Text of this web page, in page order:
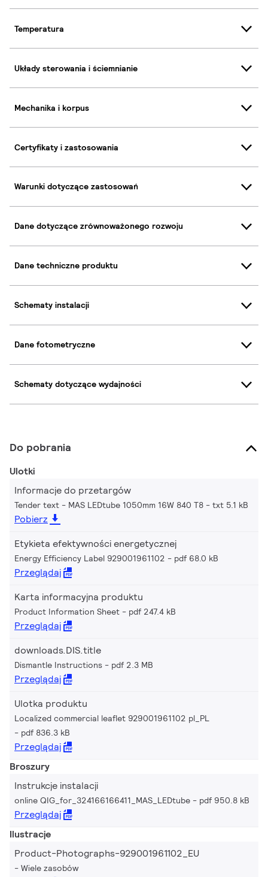
Temperatura
Układy sterowania i ściemnianie
Mechanika i korpus
Certyfikaty i zastosowania
Warunki dotyczące zastosowań
Dane dotyczące zrównoważonego rozwoju
Dane techniczne produktu
Schematy instalacji
Dane fotometryczne
Schematy dotyczące wydajności
Do pobrania
Ulotki
Informacje do przetargów
Tender text - MAS LEDtube 1050mm 16W 840 T8 txt 5.1 kB
Pobierz
Etykieta efektywności energetycznej
Energy Efficiency Label 929001961102 pdf 68.0 kB
Przeglądaj
Karta informacyjna produktu
Product Information Sheet pdf 247.4 kB
Przeglądaj
downloads.DIS.title
Dismantle Instructions pdf 2.3 MB
Przeglądaj
Ulotka produktu
Localized commercial leaflet 929001961102 pl_PL
pdf 836.3 kB
Przeglądaj
Broszury
Instrukcje instalacji
online QIG_for_324166166411_MAS_LEDtube pdf 950.8 kB
Przeglądaj
Ilustracje
Product-Photographs-929001961102_EU
Wiele zasobów